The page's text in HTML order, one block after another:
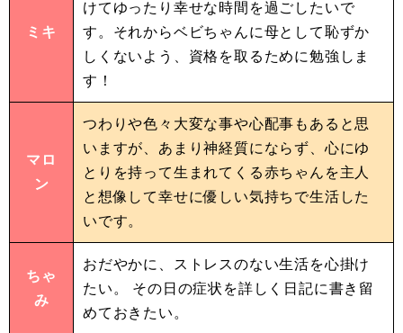
ミキ
けてゆったり幸せな時間を過ごしたいで
す。それからベビちゃんに母として恥ずか
しくないよう、資格を取るために勉強しま
す！
マロ
ン
つわりや色々大変な事や心配事もあると思
いますが、あまり神経質にならず、心にゆ
とりを持って生まれてくる赤ちゃんを主人
と想像して幸せに優しい気持ちで生活した
いです。
ちゃ
み
おだやかに、ストレスのない生活を心掛け
たい。 その日の症状を詳しく日記に書き留
めておきたい。